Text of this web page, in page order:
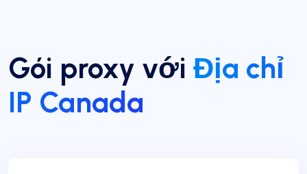
Gói proxy với Địa chỉ
IP Canada